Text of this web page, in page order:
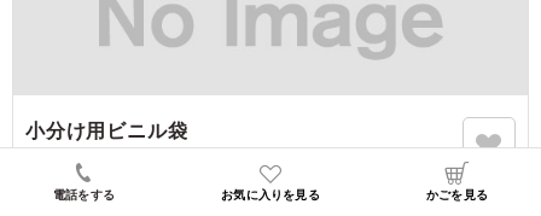
小分け用ビニル袋
商品番号：
（税込）
電話をする お気に入りを見る かごを見る